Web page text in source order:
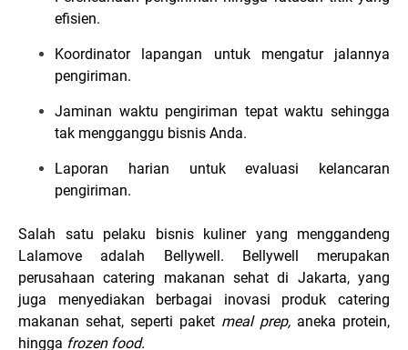
efisien.
Koordinator lapangan untuk mengatur jalannya
pengiriman.
Jaminan waktu pengiriman tepat waktu sehingga
tak mengganggu bisnis Anda.
Laporan harian untuk evaluasi kelancaran
pengiriman.
Salah satu pelaku bisnis kuliner yang menggandeng
Lalamove adalah Bellywell. Bellywell merupakan
perusahaan catering makanan sehat di Jakarta, yang
juga menyediakan berbagai inovasi produk catering
makanan sehat, seperti paket meal prep, aneka protein,
hingga frozen food.